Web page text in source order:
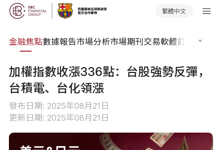
繁體中文
金融焦點數據報告市場分析市場期刊交易軟體訂單流
加權指數收漲336點：台股強勢反彈，
台積電、台化領漲
發布日期: 2025年08月21日
更新日期: 2025年08月21日